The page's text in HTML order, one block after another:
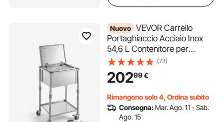
Nuovo VEVOR Carrello
Portaghiaccio Acciaio Inox
54,6 L Contenitore per
Ghiaccio, Carrello Frigo con
Ruote Coperchio Ribaltabile,
558 x 455 x 1003 mm,
Bevande Fredde Cortile
(73)
20299€
Rimangono solo 4, Ordina subito
Consegna: Mar. Ago. 11 - Sab.
Ago. 15